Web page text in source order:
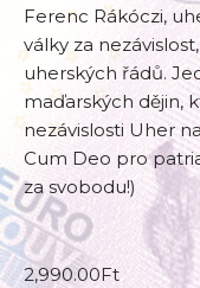
Ferenc Rákóczi,
války za
uherských řádů.
maďarských dějin,
nezávislosti Uher
Cum Deo pro
za svobodu!)
2,990.00Ft